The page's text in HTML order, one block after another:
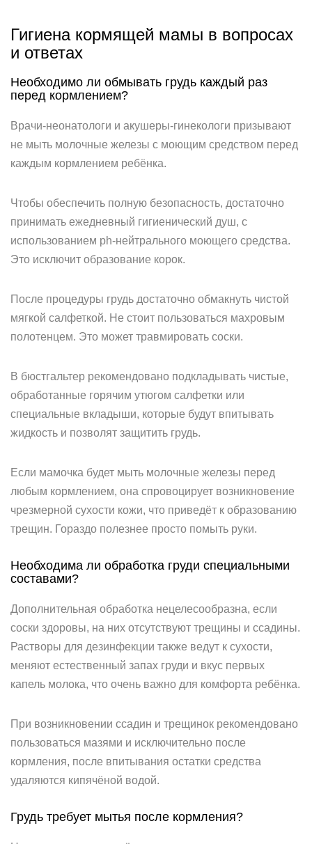
Гигиена кормящей мамы в вопросах
и ответах
Необходимо ли обмывать грудь каждый раз
перед кормлением?
Врачи-неонатологи и акушеры-гинекологи призывают
не мыть молочные железы с моющим средством перед
каждым кормлением ребёнка.
Чтобы обеспечить полную безопасность, достаточно
принимать ежедневный гигиенический душ, с
использованием ph-нейтрального моющего средства.
Это исключит образование корок.
После процедуры грудь достаточно обмакнуть чистой
мягкой салфеткой. Не стоит пользоваться махровым
полотенцем. Это может травмировать соски.
В бюстгальтер рекомендовано подкладывать чистые,
обработанные горячим утюгом салфетки или
специальные вкладыши, которые будут впитывать
жидкость и позволят защитить грудь.
Если мамочка будет мыть молочные железы перед
любым кормлением, она спровоцирует возникновение
чрезмерной сухости кожи, что приведёт к образованию
трещин. Гораздо полезнее просто помыть руки.
Необходима ли обработка груди специальными
составами?
Дополнительная обработка нецелесообразна, если
соски здоровы, на них отсутствуют трещины и ссадины.
Растворы для дезинфекции также ведут к сухости,
меняют естественный запах груди и вкус первых
капель молока, что очень важно для комфорта ребёнка.
При возникновении ссадин и трещинок рекомендовано
пользоваться мазями и исключительно после
кормления, после впитывания остатки средства
удаляются кипячёной водой.
Грудь требует мытья после кормления?